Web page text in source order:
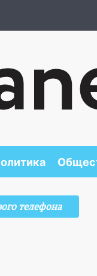
телефона